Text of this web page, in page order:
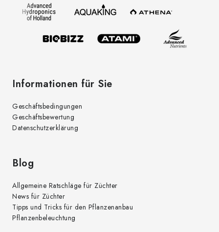
Informationen für Sie
Geschäftsbedingungen
Geschäftsbewertung
Datenschutzerklärung
Blog
Allgemeine Ratschläge für Züchter
News für Züchter
Tipps und Tricks für den Pflanzenanbau
Pflanzenbeleuchtung